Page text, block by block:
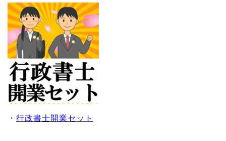
・ 行政書士開業セット